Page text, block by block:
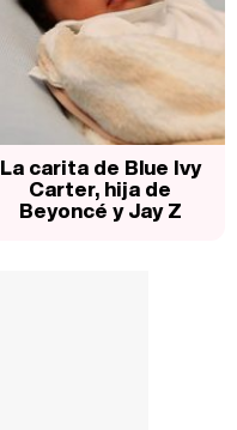
La carita de Blue Ivy
Carter, hija de
Beyoncé y Jay Z